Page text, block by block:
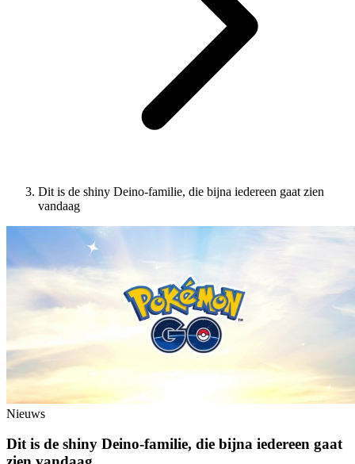
Dit is de shiny Deino-familie, die bijna iedereen gaat zien
vandaag
Nieuws
Dit is de shiny Deino-familie, die bijna iedereen gaat